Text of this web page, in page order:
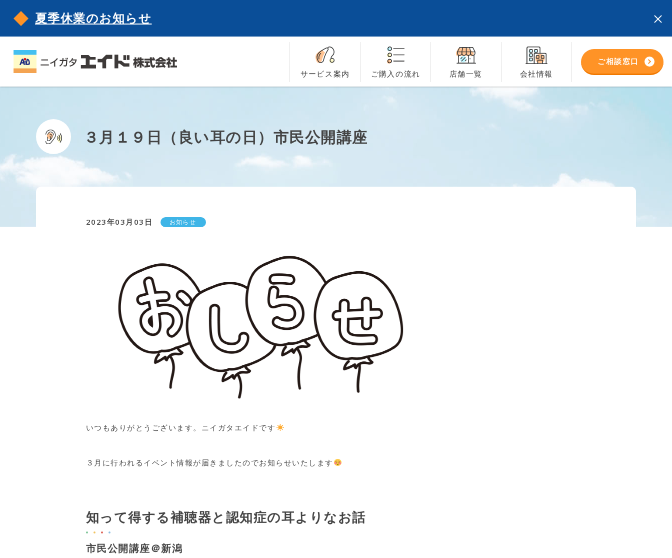
夏季休業のお知らせ
サービス 案内 ご購入の流れ 店舗一覧 会社情報
ご相談窓口
３月１９日（良い耳の日）市民公開講座
2023年03月03日 お知らせ
いつもありがとうございます。ニイガタエイドです
３月に行われるイベント情報が届きましたのでお知らせいたします
知って得する補聴器と認知症の耳よりなお話
市民公開講座＠新潟